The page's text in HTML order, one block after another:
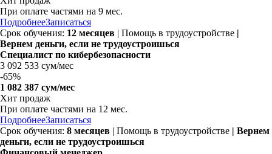
При оплате частями на 9 мес.
ПодробнееЗаписаться
Срок обучения: 12 месяцев | Помощь в трудоустройстве |
Вернем деньги, если не трудоустроишься
Специалист по кибербезопасности
3 092 533 сум/мес
-65%
1 082 387 сум/мес
Хит продаж
При оплате частями на 12 мес.
ПодробнееЗаписаться
Срок обучения: 8 месяцев | Помощь в трудоустройстве | Вернем
деньги, если не трудоустроишься